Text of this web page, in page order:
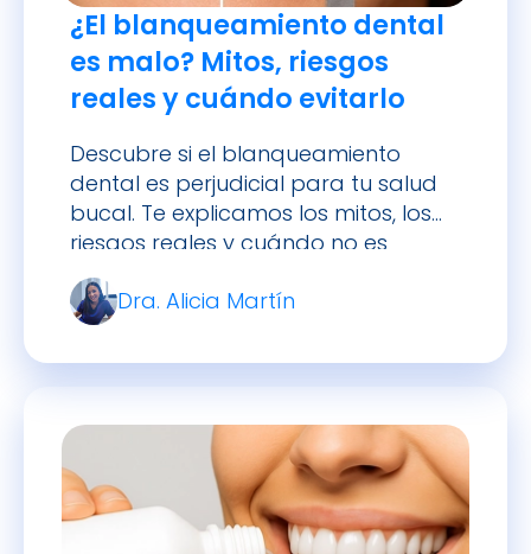
¿El blanqueamiento dental
es malo? Mitos, riesgos
reales y cuándo evitarlo
Descubre si el blanqueamiento
dental es perjudicial para tu salud
bucal. Te explicamos los mitos, los
riesgos reales y cuándo no es
recomendable hacerlo.
Dra. Alicia Martín